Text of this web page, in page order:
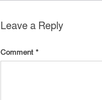
Leave a Reply
Comment *